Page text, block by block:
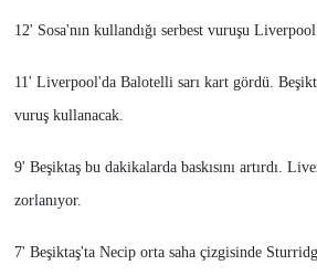
12' Sosa'nın kullandığı serbest vuruşu Liverpool
11' Liverpool'da Balotelli sarı kart gördü.
vuruş kullanacak.
9' Beşiktaş bu dakikalarda baskısını artırdı.
zorlanıyor.
7' Beşiktaş'ta Necip orta saha çizgisinde